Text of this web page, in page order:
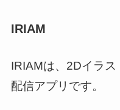
IRIAM
IRIAMは、2Dイラ
配信アプリです。